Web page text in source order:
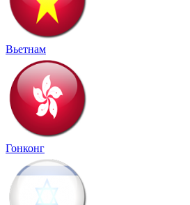
Вьетнам
Гонконг